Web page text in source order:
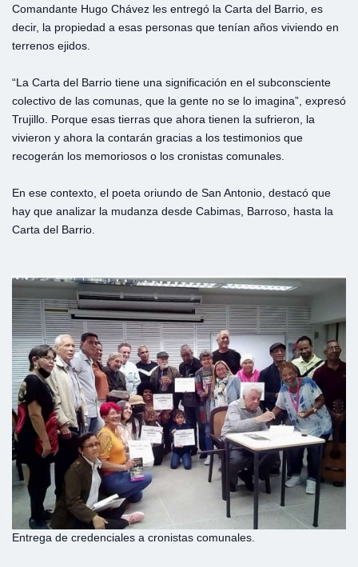
Comandante Hugo Chávez les entregó la Carta del Barrio, es
decir, la propiedad a esas personas que tenían años viviendo en
terrenos ejidos.
“La Carta del Barrio tiene una significación en el subconsciente
colectivo de las comunas, que la gente no se lo imagina”, expresó
Trujillo. Porque esas tierras que ahora tienen la sufrieron, la
vivieron y ahora la contarán gracias a los testimonios que
recogerán los memoriosos o los cronistas comunales.
En ese contexto, el poeta oriundo de San Antonio, destacó que
hay que analizar la mudanza desde Cabimas, Barroso, hasta la
Carta del Barrio.
Entrega de credenciales a cronistas comunales.